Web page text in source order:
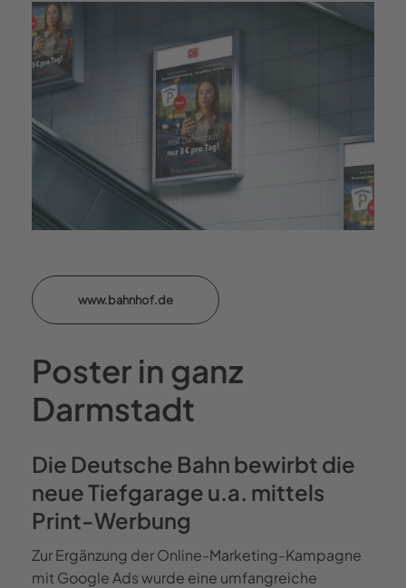
www.bahnhof.de
Poster in ganz
Darmstadt
Die Deutsche Bahn bewirbt die
neue Tiefgarage u.a. mittels
Print-Werbung
Zur Ergänzung der Online-Marketing-Kampagne
mit Google Ads wurde eine umfangreiche